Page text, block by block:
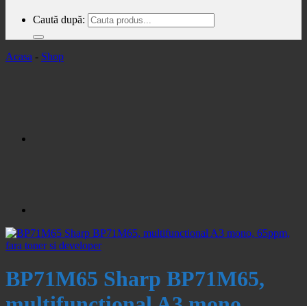
Caută după:
Acasa - Shop
BP71M65 Sharp BP71M65,